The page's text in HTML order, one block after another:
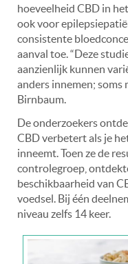
hoeveelheid CBD in
ook voor
consistente
aanval toe. “Deze
aanzienlijk kunnen
anders innemen; soms
Birnbaum.
De onderzoekers
CBD verbetert als je
inneemt. Toen ze de
controlegroep,
beschikbaarheid van
voedsel. Bij één
niveau zelfs 14 keer.